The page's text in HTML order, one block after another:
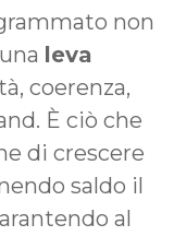
non
leva
coerenza,
È ciò che
di crescere
saldo il
al